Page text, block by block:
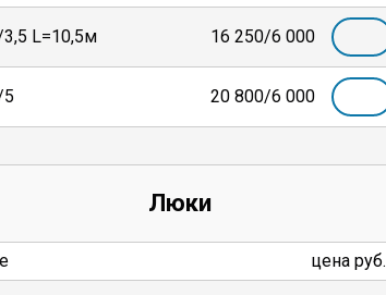
L=10,5м 16 250/6 000
20 800/6 000
Люки
цена руб.